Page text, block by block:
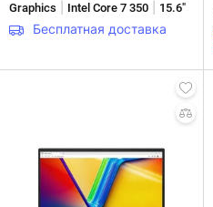
Graphics Intel Core 7 350 15.6"
Бесплатная доставка